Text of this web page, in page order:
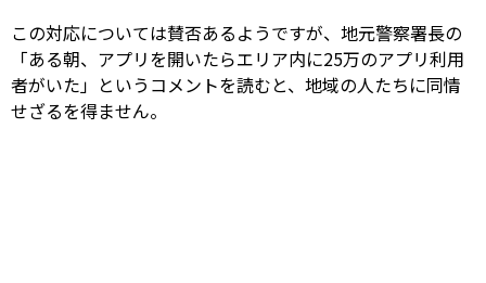
この対応については賛否あるようですが、地元警察署長の
「ある朝、アプリを開いたらエリア内に25万のアプリ利用
者がいた」というコメントを読むと、地域の人たちに同情
せざるを得ません。